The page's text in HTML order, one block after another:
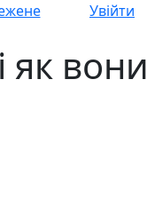
Увійти
як вони